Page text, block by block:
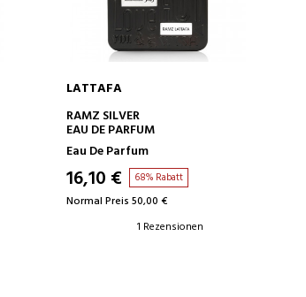
IN DEN WARENKORB
LATTAFA
RAMZ SILVER
EAU DE PARFUM
Eau De Parfum
16,10 € 68% Rabatt
Normal Preis 50,00 €
1 Rezensionen